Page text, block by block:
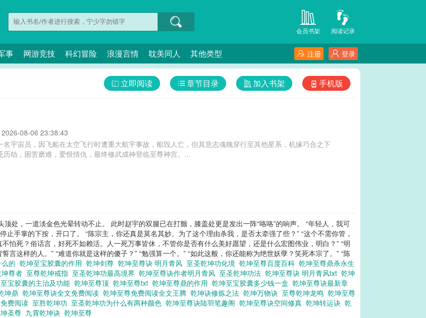
阅读记录
会员书架
事 网游竞技 科幻冒险 浪漫言情 耽美同人 其他类型 登录
注册
手机版
加入书架
章节目录
立即阅读
08-06 23:38:43
名宇宙员，因飞船在太空飞行时遭重大航宇事故，船毁人亡，但其意志魂魄穿行至其他星系，机缘巧合之下
劫，困苦磨难，爱恨情仇，最终修武成神登临至尊神宫。...
处，一道淡金色光晕转动不止。 此时赵宇的双腿已在打颤，膝盖处更是发出一阵“咯咯”的响声。 “年轻人，我可
手掌的下按，开口了。 “陈宗主，你还真是莫名其妙。为了这个理由杀我，是否太牵强了些？” “这个不需你管，
怕死？俗话言，好死不如赖活。人一死万事皆休，不管你是否有什么美好愿望，还是什么宏图伟业，明白？” “明
言这样的人。” “难道你就是这样的傻子？” “勉强算一个。” “如此这般，你还能称为绝世妖孽？笑死本宗了。” “陈
的 乾坤至宝胶囊的作用 乾坤剑尊 乾坤至尊诀 明月青风 至圣乾坤功化境 乾坤至尊百度百科 乾坤至尊鼎杀永生
尊者 至尊乾坤戒指 至圣乾坤功最高境界 乾坤至尊诀作者明月青风 至圣乾坤功法 乾坤至尊诀 明月青风txt 乾坤
宝胶囊的主治及功能 乾坤至尊顶 乾坤至尊txt 乾坤至尊鼎的作用 乾坤至宝胶囊多少钱一盒 乾坤至尊诀最新章
坤鼎 乾坤至尊诀全文免费阅读 乾坤至尊免费阅读全文王腾 乾坤诀修炼之法 乾坤万物诀 至尊乾坤龙鸣 乾坤至尊
费阅读 至胜乾坤功 至圣乾坤功为什么有两种颜色 乾坤至尊诀陆羽笔趣阁 乾坤至尊诀空间修真 乾坤转运诀 乾
圣尊 九霄乾坤诀 乾坤至尊